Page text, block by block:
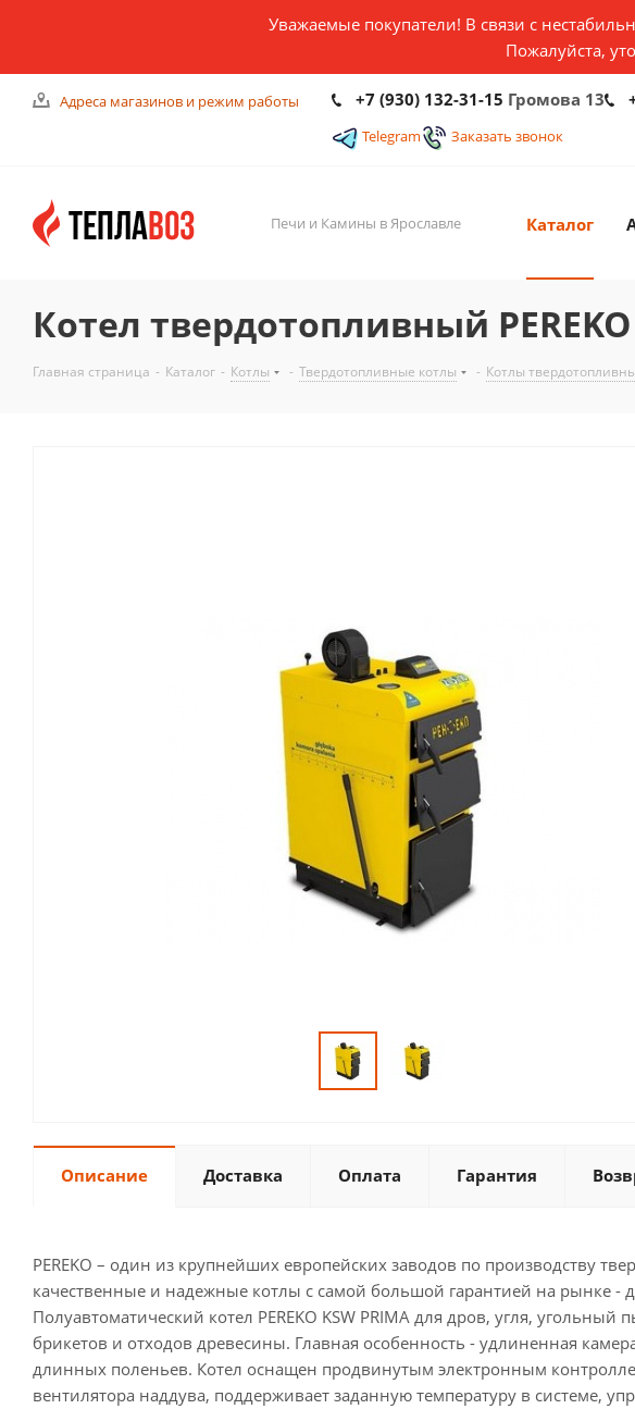
Уважаемые покупатели! В связи с
Пожалуйста,
Адреса магазинов и режим работы +7 (930) 132-31-15 Громова 13
Telegram Заказать звонок
Печи и Камины в Ярославле Каталог
Котел твердотопливный PEREKO
Главная страница - Каталог - Котлы - Твердотопливные котлы - Котлы
Описание Доставка Оплата Гарантия
PEREKO – один из крупнейших европейских заводов по производству
качественные и надежные котлы с самой большой гарантией на рынке -
Полуавтоматический котел PEREKO KSW PRIMA для дров, угля,
брикетов и отходов древесины. Главная особенность - удлиненная
длинных поленьев. Котел оснащен продвинутым электронным
вентилятора наддува, поддерживает заданную температуру в системе,